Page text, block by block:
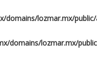
domains/lozmar.mx/
domains/lozmar.mx/